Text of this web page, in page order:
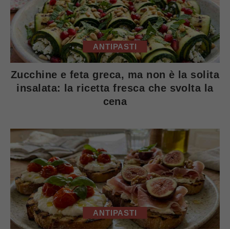
ANTIPASTI
Zucchine e feta greca, ma non è la solita
insalata: la ricetta fresca che svolta la
cena
ANTIPASTI